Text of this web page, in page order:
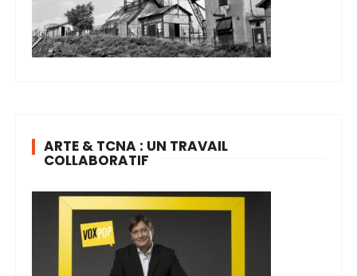
ARTE & TCNA : UN TRAVAIL
COLLABORATIF